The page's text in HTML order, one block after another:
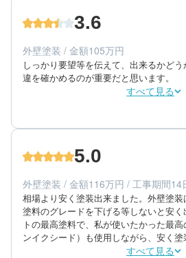
60代/女性/一戸建て
築年数：27年
3.6
外壁塗装 / 金額105万円
しっかり要望等を伝えて、出来るかど
違を確かめるのが重要だと思います。
すべて見る
担当者 3
60代/女性/一戸建て
築年数：27年
5.0
外壁塗装 / 金額116万円 / 工事期間14
相場より安く塗装出来ました。外壁塗装
塗料のグレードを下げる等しないと安
トの最高塗料で、私が使いたかった最
ンイクシード）も使用しながら、安く
すべて見る